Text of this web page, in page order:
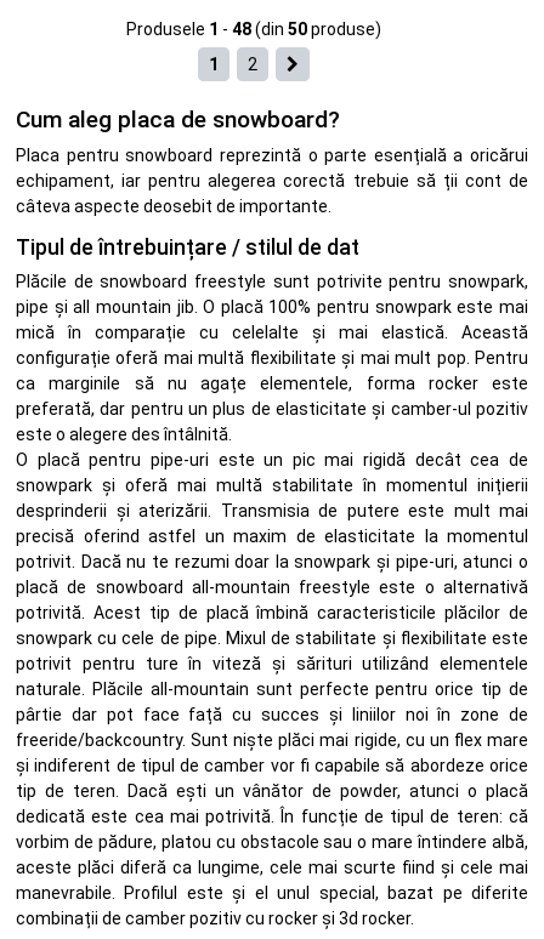
Produsele 1 - 48(din 50produse)
1
2
Cum aleg placa de snowboard?
Placa pentru snowboard reprezintă o parte esențială a oricărui
echipament, iar pentru alegerea corectă trebuie să ții cont de
câteva aspecte deosebit de importante.
Tipul de întrebuințare / stilul de dat
Plăcile de snowboard freestyle sunt potrivite pentru snowpark,
pipe și all mountain jib. O placă 100% pentru snowpark este mai
mică în comparație cu celelalte și mai elastică. Această
configurație oferă mai multă flexibilitate și mai mult pop. Pentru
ca marginile să nu agațe elementele, forma rocker este
preferată, dar pentru un plus de elasticitate și camber-ul pozitiv
este o alegere des întâlnită.
O placă pentru pipe-uri este un pic mai rigidă decât cea de
snowpark și oferă mai multă stabilitate în momentul inițierii
desprinderii și aterizării. Transmisia de putere este mult mai
precisă oferind astfel un maxim de elasticitate la momentul
potrivit. Dacă nu te rezumi doar la snowpark și pipe-uri, atunci o
placă de snowboard all-mountain freestyle este o alternativă
potrivită. Acest tip de placă îmbină caracteristicile plăcilor de
snowpark cu cele de pipe. Mixul de stabilitate și flexibilitate este
potrivit pentru ture în viteză și sărituri utilizând elementele
naturale. Plăcile all-mountain sunt perfecte pentru orice tip de
pârtie dar pot face față cu succes și liniilor noi în zone de
freeride/backcountry. Sunt niște plăci mai rigide, cu un flex mare
și indiferent de tipul de camber vor fi capabile să abordeze orice
tip de teren. Dacă ești un vânător de powder, atunci o placă
dedicată este cea mai potrivită. În funcție de tipul de teren: că
vorbim de pădure, platou cu obstacole sau o mare întindere albă,
aceste plăci diferă ca lungime, cele mai scurte fiind și cele mai
manevrabile. Profilul este și el unul special, bazat pe diferite
combinații de camber pozitiv cu rocker și 3d rocker.